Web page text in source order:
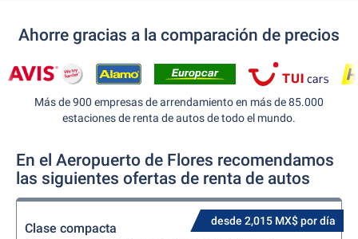
Ahorre gracias a la comparación de precios
Más de 900 empresas de arrendamiento en más de 85.000
estaciones de renta de autos de todo el mundo.
En el Aeropuerto de Flores recomendamos
las siguientes ofertas de renta de autos
desde 2,015 MX$ por día
Clase compacta